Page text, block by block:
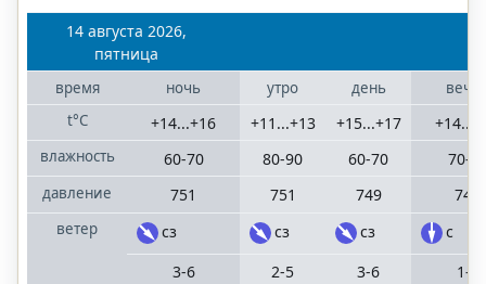
14 августа 2026,
пятница
время
t°C
влажность
давление
ветер
ночь
+14...+16
60-70
751
сз
3-6
утро
+11...+13
80-90
751
сз
2-5
день
+15...+17
60-70
749
сз
3-6
70-
749
с
1-4